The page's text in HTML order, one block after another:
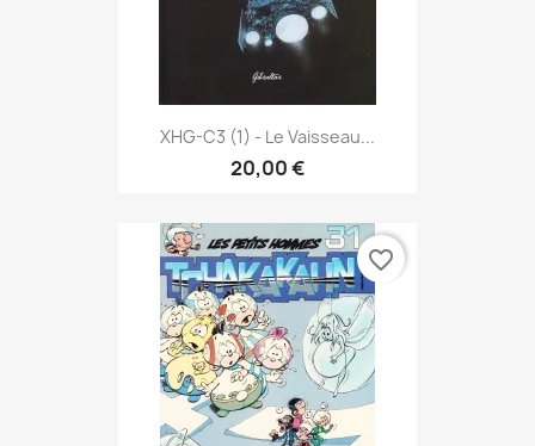
XHG-C3 (1) - Le Vaisseau...
20,00 €
favorite_border